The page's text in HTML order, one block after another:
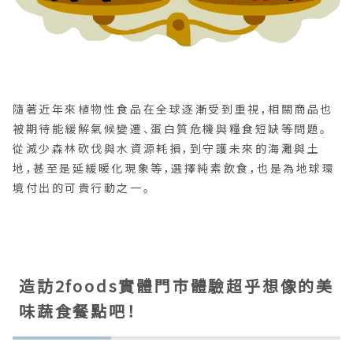
隨著近年來植物性食品在全球逐漸受到重視，相關商品也
被期待能緩解氣候變遷、蛋白質危機與糧食短缺等問題。
從減少森林砍伐與水資源耗損，到守護未來的海灘與土
地，甚至是延緩暖化現象等，選擇純素飲食，也是為地球環
境付出的可貴行動之一。
造訪2foods實體門市體驗超乎想像的美
味蔬食餐點吧！